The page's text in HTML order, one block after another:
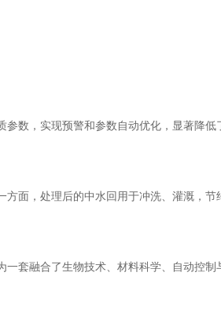
数，实现预警和参数自动优化，显著降
面，处理后的中水回用于冲洗、灌溉，
套融合了生物技术、材料科学、自动控制